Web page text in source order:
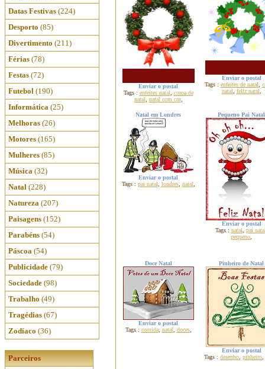
Datas Festivas (224)
Desporto (85)
Divertimento (211)
Férias (78)
Festas (72)
Futebol (190)
Informática (25)
Melhoras (26)
Motores (165)
Mulheres (85)
Música (32)
Natal (228)
Natureza (207)
Paisagens (152)
Parabéns (54)
Páscoa (54)
Publicidade (79)
Sociedade (98)
Trabalho (49)
Tragédias (67)
Zodíaco (36)
Parceiros
Enviar o postal
Tags : enfeites natal
coroa de
natal
natal com cor,
Enviar o postal
Tags : enfeites de natal
natal
feliz natal
Natal em Londres
Enviar o postal
Tags : pai natal londres, natal
Pequeno Pai Natal
Enviar o postal
Tags : natal
pai
pequeno
Doce Natal
Enviar o postal
Tags : comida, natal doces,
Pinheiro de Natal
Enviar o postal
Tags : desenho pinheiro